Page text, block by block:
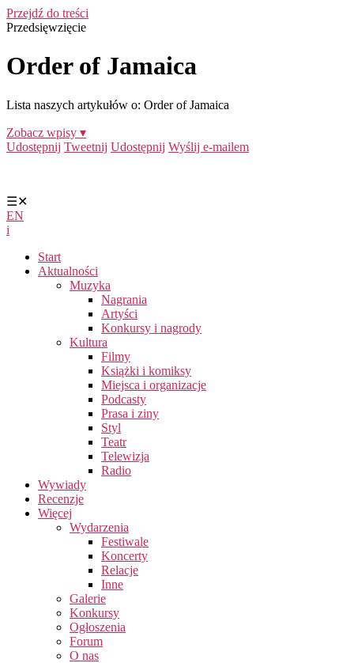
Przejdź do treści
Przedsięwzięcie
Order of Jamaica
Lista naszych artykułów o: Order of Jamaica
Zobacz wpisy ▾
Udostępnij Tweetnij Udostępnij Wyślij e-mailem
☰✕
EN
i
Start
Aktualności
Muzyka
Nagrania
Artyści
Konkursy i nagrody
Kultura
Filmy
Książki i komiksy
Miejsca i organizacje
Podcasty
Prasa i ziny
Styl
Teatr
Telewizja
Radio
Wywiady
Recenzje
Więcej
Wydarzenia
Festiwale
Koncerty
Relacje
Inne
Galerie
Konkursy
Ogłoszenia
Forum
O nas